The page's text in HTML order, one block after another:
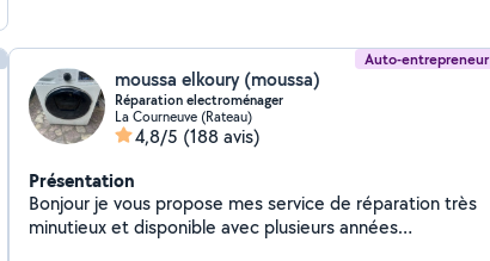
Auto-entrepreneur
moussa elkoury (moussa)
Réparation electroménager
La Courneuve (Rateau)
4,8/5 (188 avis)
Présentation
Bonjour je vous propose mes service de réparation très
minutieux et disponible avec plusieurs années